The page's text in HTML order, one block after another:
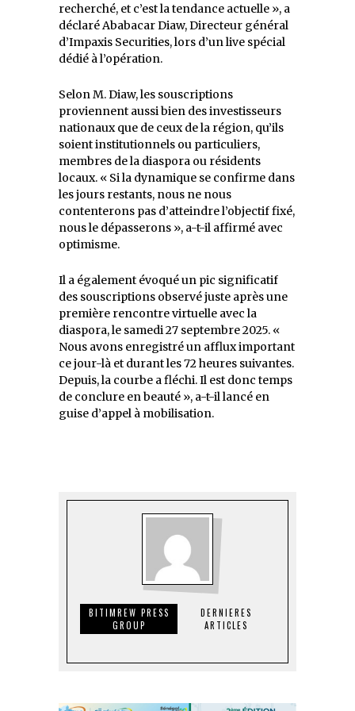
recherché, et c’est la tendance actuelle », a
déclaré Ababacar Diaw, Directeur général
d’Impaxis Securities, lors d’un live spécial
dédié à l’opération.
Selon M. Diaw, les souscriptions
proviennent aussi bien des investisseurs
nationaux que de ceux de la région, qu’ils
soient institutionnels ou particuliers,
membres de la diaspora ou résidents
locaux. « Si la dynamique se confirme dans
les jours restants, nous ne nous
contenterons pas d’atteindre l’objectif fixé,
nous le dépasserons », a-t-il affirmé avec
optimisme.
Il a également évoqué un pic significatif
des souscriptions observé juste après une
première rencontre virtuelle avec la
diaspora, le samedi 27 septembre 2025. «
Nous avons enregistré un afflux important
ce jour-là et durant les 72 heures suivantes.
Depuis, la courbe a fléchi. Il est donc temps
de conclure en beauté », a-t-il lancé en
guise d’appel à mobilisation.
BITIMREW PRESS
GROUP
DERNIERES
ARTICLES